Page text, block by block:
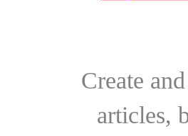
Create
articles,